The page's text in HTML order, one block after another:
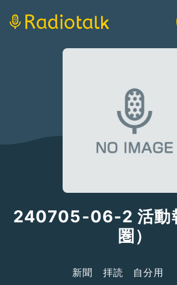
240705-06-2 活動
圏）
新聞 拝読 自分用